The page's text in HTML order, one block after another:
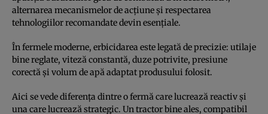
alternarea mecanismelor de acțiune și respectarea
tehnologiilor recomandate devin esențiale.
În fermele moderne, erbicidarea este legată de precizie: utilaje
bine reglate, viteză constantă, duze potrivite, presiune
corectă și volum de apă adaptat produsului folosit.
Aici se vede diferența dintre o fermă care lucrează reactiv și
una care lucrează strategic. Un tractor bine ales, compatibil